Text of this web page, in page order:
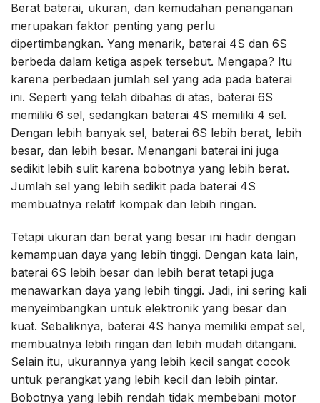
Berat baterai, ukuran, dan kemudahan penanganan
merupakan faktor penting yang perlu
dipertimbangkan. Yang menarik, baterai 4S dan 6S
berbeda dalam ketiga aspek tersebut. Mengapa? Itu
karena perbedaan jumlah sel yang ada pada baterai
ini. Seperti yang telah dibahas di atas, baterai 6S
memiliki 6 sel, sedangkan baterai 4S memiliki 4 sel.
Dengan lebih banyak sel, baterai 6S lebih berat, lebih
besar, dan lebih besar. Menangani baterai ini juga
sedikit lebih sulit karena bobotnya yang lebih berat.
Jumlah sel yang lebih sedikit pada baterai 4S
membuatnya relatif kompak dan lebih ringan.
Tetapi ukuran dan berat yang besar ini hadir dengan
kemampuan daya yang lebih tinggi. Dengan kata lain,
baterai 6S lebih besar dan lebih berat tetapi juga
menawarkan daya yang lebih tinggi. Jadi, ini sering kali
menyeimbangkan untuk elektronik yang besar dan
kuat. Sebaliknya, baterai 4S hanya memiliki empat sel,
membuatnya lebih ringan dan lebih mudah ditangani.
Selain itu, ukurannya yang lebih kecil sangat cocok
untuk perangkat yang lebih kecil dan lebih pintar.
Bobotnya yang lebih rendah tidak membebani motor